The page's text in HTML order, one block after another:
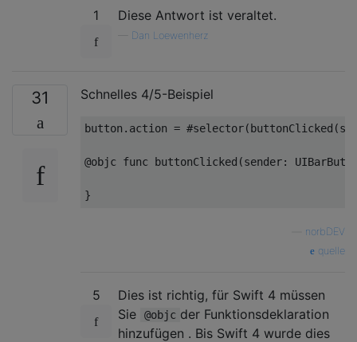
1 Diese Antwort ist veraltet.
Dan Loewenherz
31 Schnelles 4/5-Beispiel
button . action = #selector(buttonClicked (
@objc func buttonClicked (sender:
}
norbDEV
quelle
5
Dies ist richtig, für Swift 4 müssen
Sie
@objc der Funktionsdeklaration
hinzufügen . Bis Swift 4 wurde dies